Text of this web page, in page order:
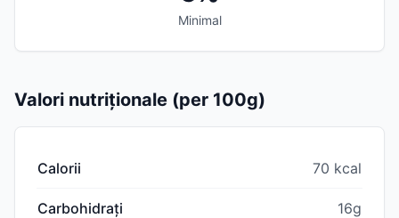
Minimal
Valori nutriționale (per 100g)
Calorii 70 kcal
Carbohidrați 16g